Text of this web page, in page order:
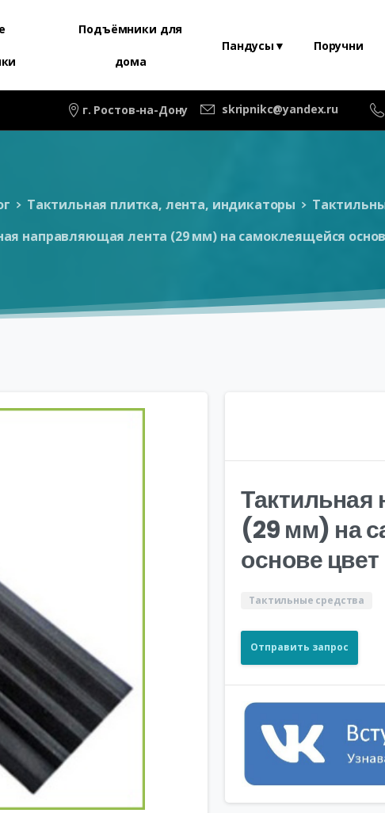
Подъёмники для
дома
Пандусы▼ Поручни
г. Ростов-на-Дону skripnikc@yandex.ru
Тактильная плитка, лента, индикаторы
направляющая лента (29 мм) на самоклеящейся
(29 мм) на
основе
Тактильные средства
Отправить запрос